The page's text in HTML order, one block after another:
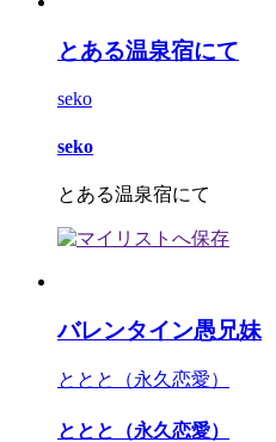
とある温泉宿にて
seko
seko
とある温泉宿にて
バレンタイン愚兄妹
ととと（永久恋愛）
ととと（永久恋愛）